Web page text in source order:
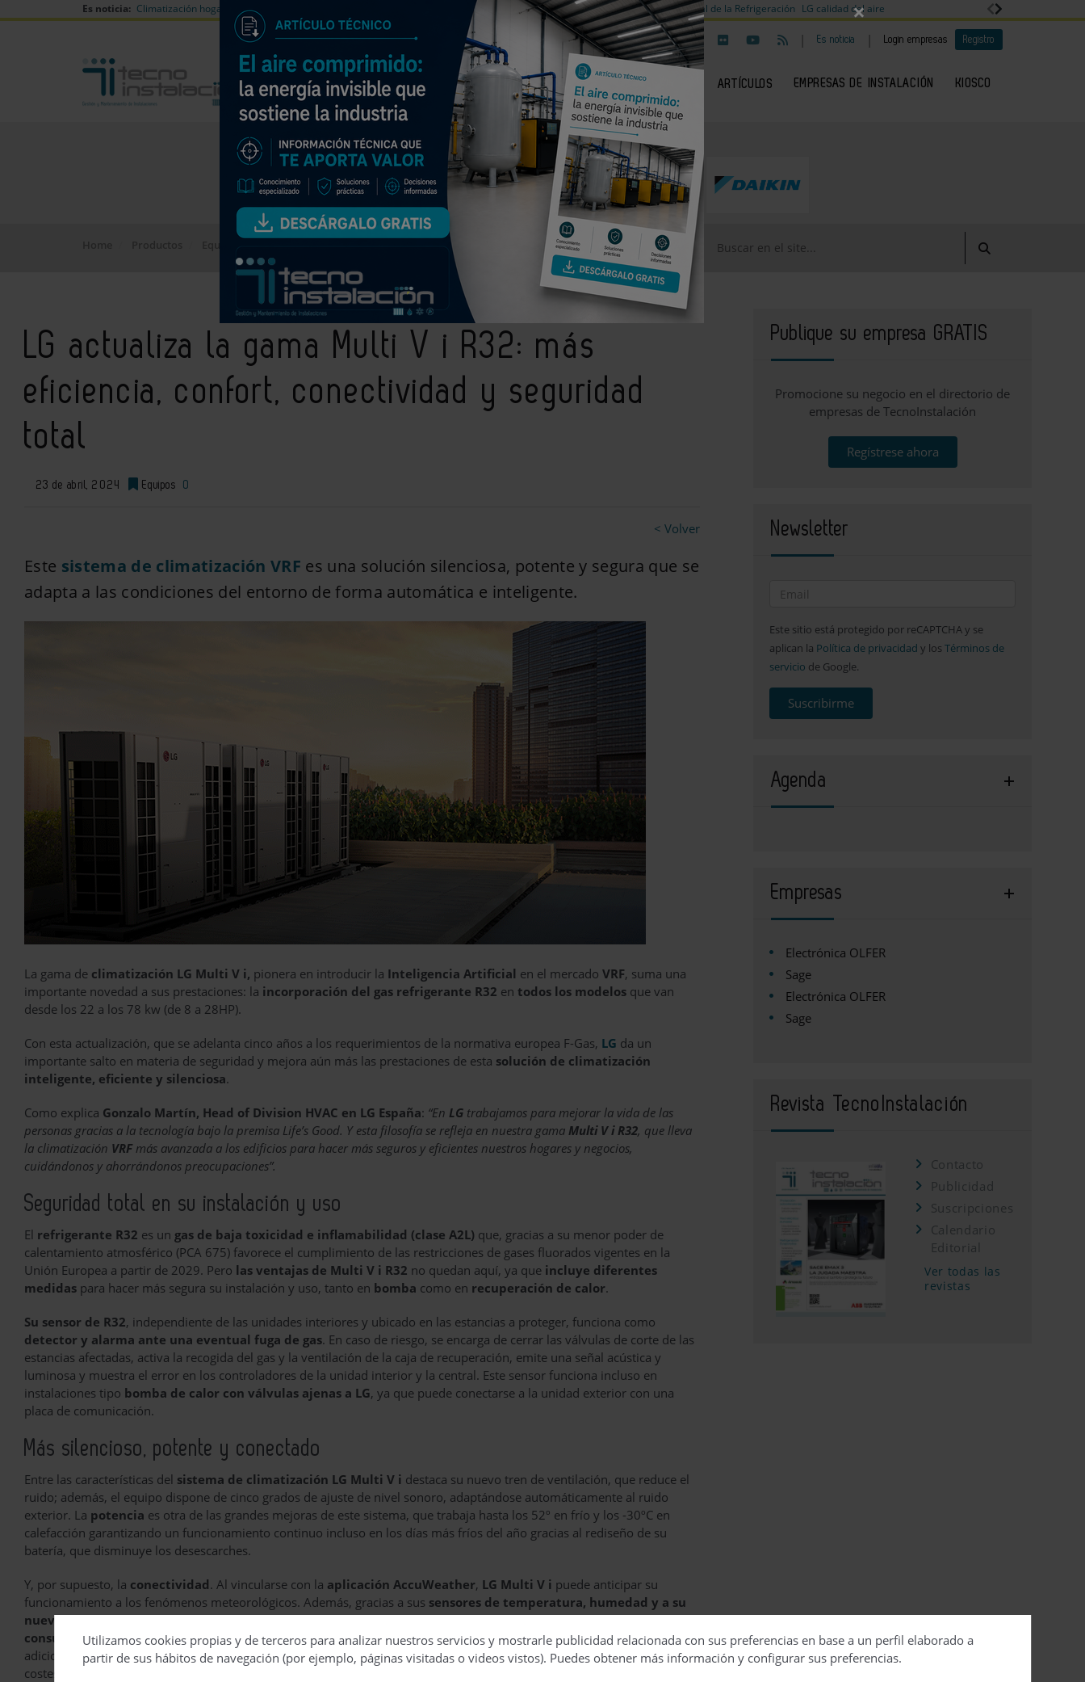
Es noticia: Climatización hogares verano Válvulas de equilibrado para sistemas calefacción Día mundial de la Refrigeración LG calidad del aire
| Es noticia | Login empresas Registro
NOTICIAS PRODUCTOS ARTÍCULOS EMPRESAS DE INSTALACIÓN KIOSCO
EMPRESAS PREMIUM
LG actualiza la gama Multi V i R32: más eficiencia, confort, conectividad y seguridad total
LG actualiza la gama Multi V i R32: más
eficiencia, confort, conectividad y seguridad
total
23 de abril, 2024 Equipos 0
< Volver
Este sistema de climatización VRF es una solución silenciosa, potente y segura que se
adapta a las condiciones del entorno de forma automática e inteligente.
La gama de climatización LG Multi V i, pionera en introducir la Inteligencia Artificial en el mercado VRF, suma una
importante novedad a sus prestaciones: la incorporación del gas refrigerante R32 en todos los modelos que van
desde los 22 a los 78 kw (de 8 a 28HP).
Con esta actualización, que se adelanta cinco años a los requerimientos de la normativa europea F-Gas, LG da un
importante salto en materia de seguridad y mejora aún más las prestaciones de esta solución de climatización
inteligente, eficiente y silenciosa.
Como explica Gonzalo Martín, Head of Division HVAC en LG España: “En LG trabajamos para mejorar la vida de las
personas gracias a la tecnología bajo la premisa Life’s Good. Y esta filosofía se refleja en nuestra gama Multi V i R32, que lleva
la climatización VRF más avanzada a los edificios para hacer más seguros y eficientes nuestros hogares y negocios,
cuidándonos y ahorrándonos preocupaciones”.
Seguridad total en su instalación y uso
El refrigerante R32 es un gas de baja toxicidad e inflamabilidad (clase A2L) que, gracias a su menor poder de
calentamiento atmosférico (PCA 675) favorece el cumplimiento de las restricciones de gases fluorados vigentes en la
Unión Europea a partir de 2029. Pero las ventajas de Multi V i R32 no quedan aquí, ya que incluye diferentes
medidas para hacer más segura su instalación y uso, tanto en bomba como en recuperación de calor.
Su sensor de R32, independiente de las unidades interiores y ubicado en las estancias a proteger, funciona como
detector y alarma ante una eventual fuga de gas. En caso de riesgo, se encarga de cerrar las válvulas de corte de las
estancias afectadas, activa la recogida del gas y la ventilación de la caja de recuperación, emite una señal acústica y
luminosa y muestra el error en los controladores de la unidad interior y la central. Este sensor funciona incluso en
instalaciones tipo bomba de calor con válvulas ajenas a LG, ya que puede conectarse a la unidad exterior con una
placa de comunicación.
Más silencioso, potente y conectado
Entre las características del sistema de climatización LG Multi V i destaca su nuevo tren de ventilación, que reduce el
ruido; además, el equipo dispone de cinco grados de ajuste de nivel sonoro, adaptándose automáticamente al ruido
exterior. La potencia es otra de las grandes mejoras de este sistema, que trabaja hasta los 52º en frío y los -30ºC en
calefacción garantizando un funcionamiento continuo incluso en los días más fríos del año gracias al rediseño de su
batería, que disminuye los desescarches.
Y, por supuesto, la conectividad. Al vincularse con la aplicación AccuWeather, LG Multi V i puede anticipar su
funcionamiento a los fenómenos meteorológicos. Además, gracias a sus sensores de temperatura, humedad y a su
nuevo motor IA, se adapta a las condiciones de uso interior en función de la demanda y ocupación, para optimizar el
consumo energético. También permite ver los consumos de cada unidad en los controles centrales sin ningún accesorio
adicional, una función cada vez más demandada en comunidades de vecinos e instalaciones colectivas para el reparto de
costes.
Publique su empresa GRATIS
Promocione su negocio en el directorio de
empresas de TecnoInstalación
Regístrese ahora
Newsletter
Este sitio está protegido por reCAPTCHA y se
aplican la Política de privacidad y losTérminos de
servicio de Google.
Suscribirme
Agenda
Empresas
Electrónica OLFER
Sage
Electrónica OLFER
Sage
Revista TecnoInstalación
Contacto
Publicidad
Suscripciones
Calendario
Editorial
Ver todas las
revistas
Utilizamos cookies propias y de terceros para analizar nuestros servicios y mostrarle publicidad relacionada con sus preferencias en base a un perfil elaborado a
partir de sus hábitos de navegación (por ejemplo, páginas visitadas o videos vistos). Puedes obtener más información y configurar sus preferencias.
×